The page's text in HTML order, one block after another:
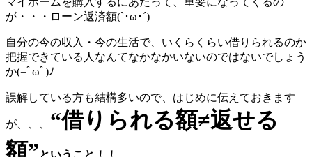
が・・・ローン返済額(`･ω･´)
自分の今の収入・今の生活で、いくらくらい借りられるのか
把握できている人なんてなかなかいないのではないでしょう
か(=ﾟωﾟ)ﾉ
誤解している方も結構多いので、はじめに伝えておきます
が、、、 “借りられる額≠返せる
額”ということ！！